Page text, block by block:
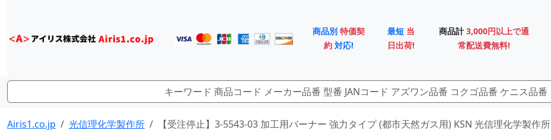
商品別 特価契
約 対応!
最短 当
日出荷!
商品計 3,000円以上で通
常配送費無料!
Airis1.co.jp 光信理化学製作所 【受注停止】3-5543-03 加工用バーナー 強力タイプ (都市天然ガス用) KSN 光信理化学製作所